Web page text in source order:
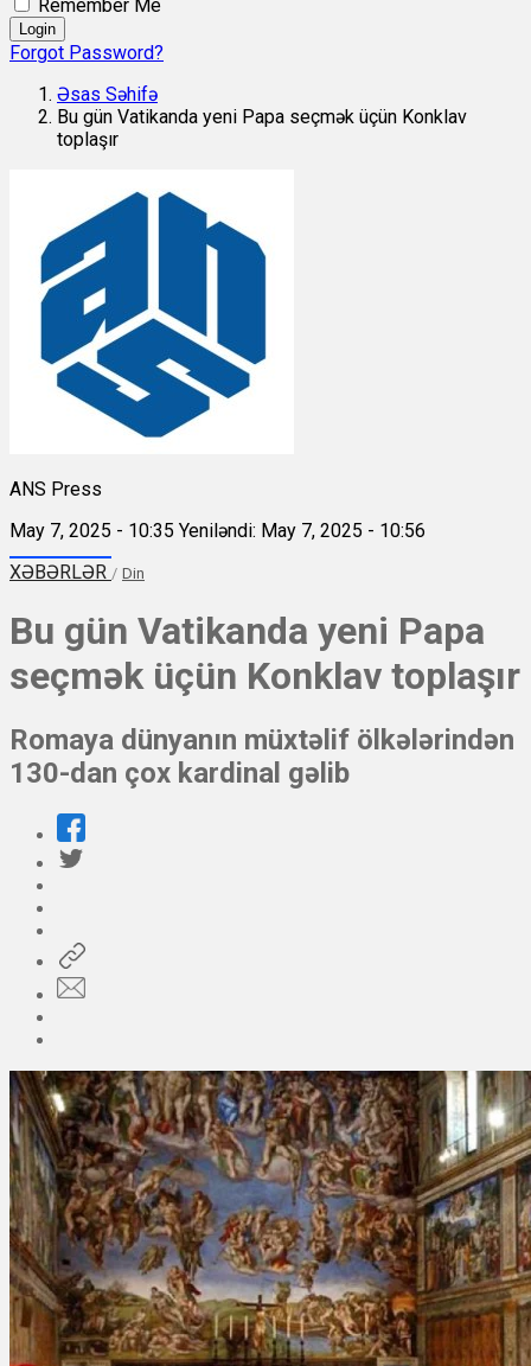
Remember Me
Login
Forgot Password?
Əsas Səhifə
Bu gün Vatikanda yeni Papa seçmək üçün Konklav
toplaşır
ANS Press
May 7, 2025 - 10:35 Yeniləndi: May 7, 2025 - 10:56
XƏBƏRLƏR / Din
Bu gün Vatikanda yeni Papa
seçmək üçün Konklav toplaşır
Romaya dünyanın müxtəlif ölkələrindən
130-dan çox kardinal gəlib